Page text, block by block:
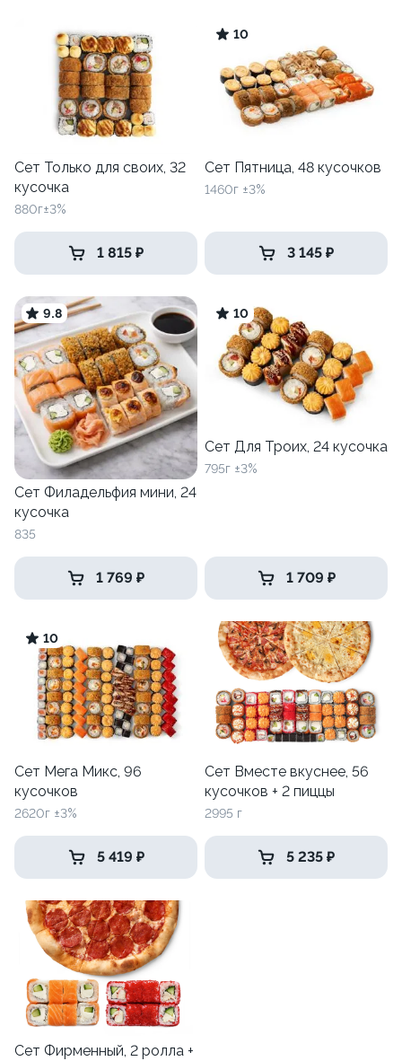
Сет Только для своих, 32
кусочка
880г±3%
1 815 ₽
10
Сет Пятница, 48 кусочков
1460г ±3%
3 145 ₽
9.8
Сет Филадельфия мини, 24
кусочка
835
1 769 ₽
10
Сет Для Троих, 24 кусочка
795г ±3%
1 709 ₽
10
Сет Мега Микс, 96
кусочков
2620г ±3%
5 419 ₽
Сет Вместе вкуснее, 56
кусочков + 2 пиццы
2995 г
5 235 ₽
Сет Фирменный, 2 ролла +